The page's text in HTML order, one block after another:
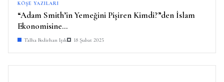
KÖŞE YAZILARI
“Adam Smith’in Yemeğini Pişiren Kimdi?”den İslam
Ekonomisine…
Talha Bedirhan Işık 18 Şubat 2025